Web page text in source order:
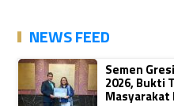
NEWS FEED
Semen
2026, Bukti